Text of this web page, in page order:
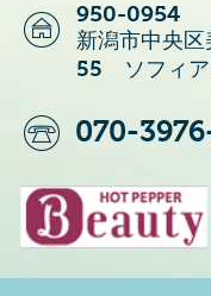
950-0954
新潟市中央
55 ソフィ
070-